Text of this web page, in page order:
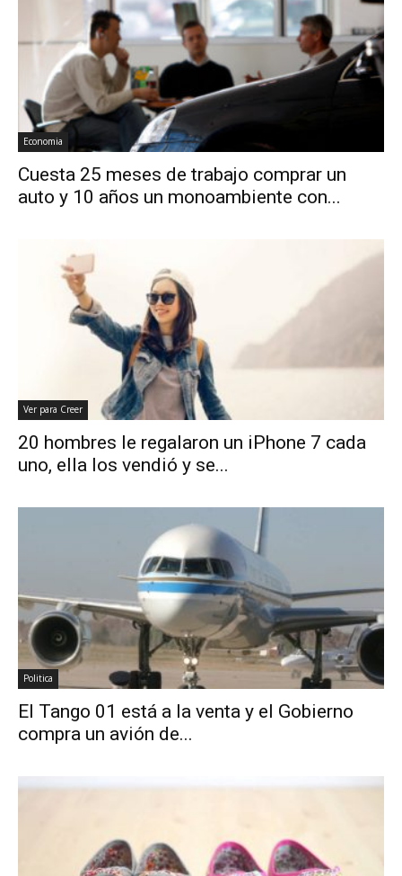
Economia
Cuesta 25 meses de trabajo comprar un
auto y 10 años un monoambiente con...
Ver para Creer
20 hombres le regalaron un iPhone 7 cada
uno, ella los vendió y se...
Politica
El Tango 01 está a la venta y el Gobierno
compra un avión de...